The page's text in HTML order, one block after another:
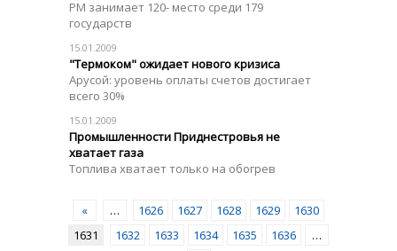
РМ занимает 120- место среди 179
государств
15.01.2009
"Термоком" ожидает нового кризиса
Арусой: уровень оплаты счетов достигает
всего 30%
15.01.2009
Промышленности Приднестровья не
хватает газа
Топлива хватает только на обогрев
« … 1626 1627 1628 1629
1630
1631
1632 1633 1634 1635 1636
…